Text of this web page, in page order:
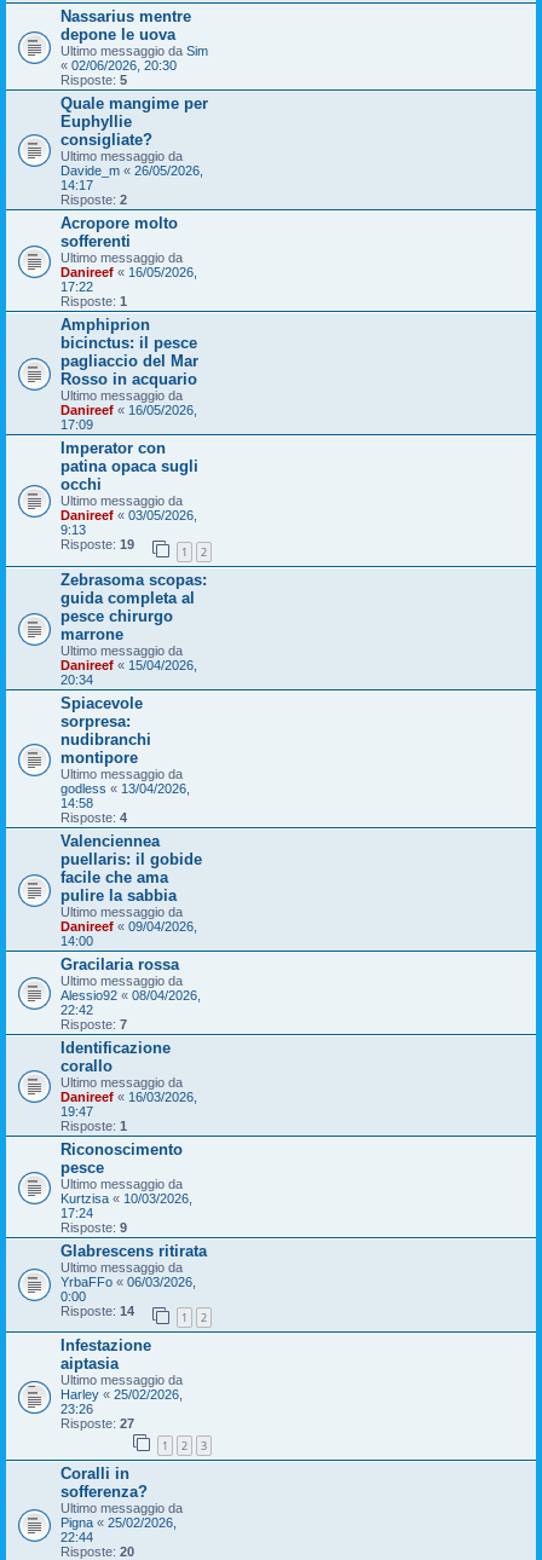
Nassarius mentre
depone le uova
Ultimo messaggio da Sim
« 02/06/2026, 20:30
Risposte: 5
Quale mangime per
Euphyllie
consigliate?
Ultimo messaggio da
Davide_m « 26/05/2026,
14:17
Risposte: 2
Acropore molto
sofferenti
Ultimo messaggio da
Danireef « 16/05/2026,
17:22
Risposte: 1
Amphiprion
bicinctus: il pesce
pagliaccio del Mar
Rosso in acquario
Ultimo messaggio da
Danireef « 16/05/2026,
17:09
Imperator con
patina opaca sugli
occhi
Ultimo messaggio da
Danireef « 03/05/2026,
9:13
Risposte: 19 1 2
Zebrasoma scopas:
guida completa al
pesce chirurgo
marrone
Ultimo messaggio da
Danireef « 15/04/2026,
20:34
Spiacevole
sorpresa:
nudibranchi
montipore
Ultimo messaggio da
godless « 13/04/2026,
14:58
Risposte: 4
Valenciennea
puellaris: il gobide
facile che ama
pulire la sabbia
Ultimo messaggio da
Danireef « 09/04/2026,
14:00
Gracilaria rossa
Ultimo messaggio da
Alessio92 « 08/04/2026,
22:42
Risposte: 7
Identificazione
corallo
Ultimo messaggio da
Danireef « 16/03/2026,
19:47
Risposte: 1
Riconoscimento
pesce
Ultimo messaggio da
Kurtzisa « 10/03/2026,
17:24
Risposte: 9
Glabrescens ritirata
Ultimo messaggio da
YrbaFFo « 06/03/2026,
0:00
Risposte: 14 1 2
Infestazione
aiptasia
Ultimo messaggio da
Harley « 25/02/2026,
23:26
Risposte: 27
1 2 3
Coralli in
sofferenza?
Ultimo messaggio da
Pigna « 25/02/2026,
22:44
Risposte: 20